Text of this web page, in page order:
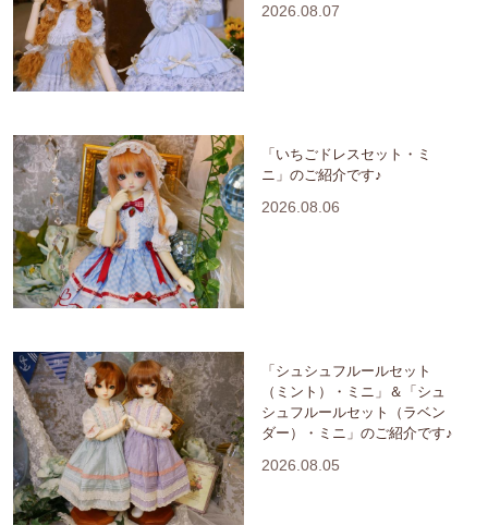
2026.08.07
「いちごドレスセット・ミ
ニ」のご紹介です♪
2026.08.06
「シュシュフルールセット
（ミント）・ミニ」＆「シュ
シュフルールセット（ラベン
ダー）・ミニ」のご紹介です♪
2026.08.05